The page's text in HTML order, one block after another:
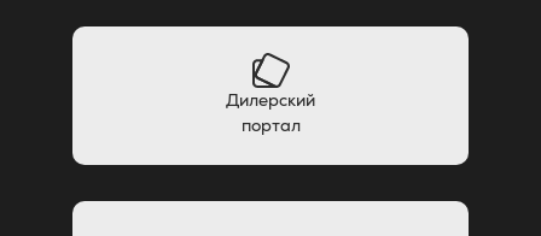
Дилерский
портал